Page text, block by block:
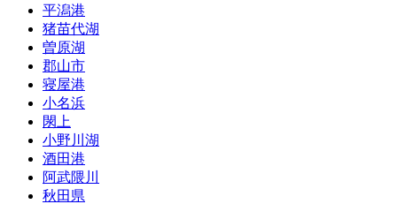
平潟港
猪苗代湖
曽原湖
郡山市
寝屋港
小名浜
閖上
小野川湖
酒田港
阿武隈川
秋田県